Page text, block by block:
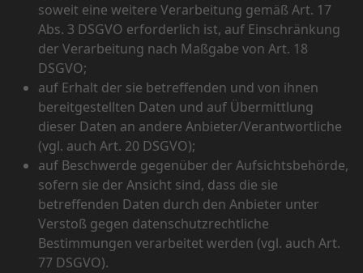
soweit eine weitere Verarbeitung gemäß Art. 17
Abs. 3 DSGVO erforderlich ist, auf Einschränkung
der Verarbeitung nach Maßgabe von Art. 18
DSGVO;
auf Erhalt der sie betreffenden und von ihnen
bereitgestellten Daten und auf Übermittlung
dieser Daten an andere Anbieter/Verantwortliche
(vgl. auch Art. 20 DSGVO);
auf Beschwerde gegenüber der Aufsichtsbehörde,
sofern sie der Ansicht sind, dass die sie
betreffenden Daten durch den Anbieter unter
Verstoß gegen datenschutzrechtliche
Bestimmungen verarbeitet werden (vgl. auch Art.
77 DSGVO).